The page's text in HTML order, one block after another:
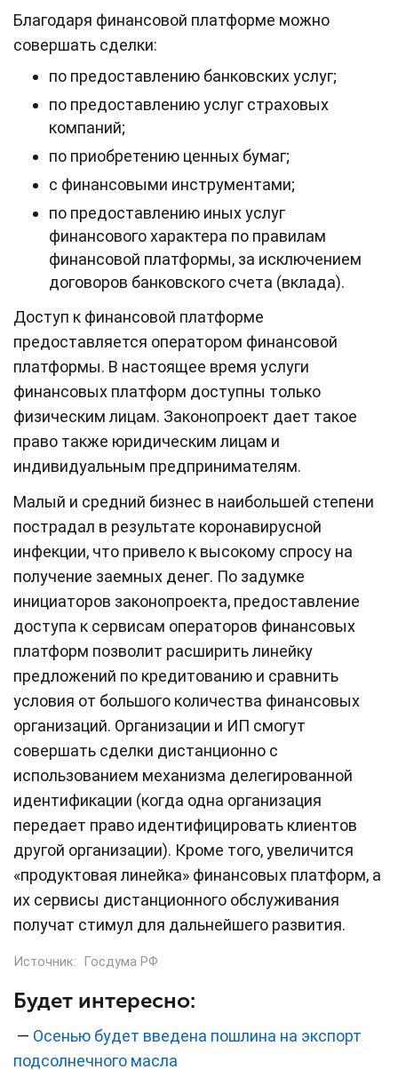
Благодаря финансовой платформе можно
совершать сделки:
по предоставлению банковских услуг;
по предоставлению услуг страховых
компаний;
по приобретению ценных бумаг;
с финансовыми инструментами;
по предоставлению иных услуг
финансового характера по правилам
финансовой платформы, за исключением
договоров банковского счета (вклада).
Доступ к финансовой платформе
предоставляется оператором финансовой
платформы. В настоящее время услуги
финансовых платформ доступны только
физическим лицам. Законопроект дает такое
право также юридическим лицам и
индивидуальным предпринимателям.
Малый и средний бизнес в наибольшей степени
пострадал в результате коронавирусной
инфекции, что привело к высокому спросу на
получение заемных денег. По задумке
инициаторов законопроекта, предоставление
доступа к сервисам операторов финансовых
платформ позволит расширить линейку
предложений по кредитованию и сравнить
условия от большого количества финансовых
организаций. Организации и ИП смогут
совершать сделки дистанционно с
использованием механизма делегированной
идентификации (когда одна организация
передает право идентифицировать клиентов
другой организации). Кроме того, увеличится
«продуктовая линейка» финансовых платформ, а
их сервисы дистанционного обслуживания
получат стимул для дальнейшего развития.
Источник: Госдума РФ
Будет интересно:
— Осенью будет введена пошлина на экспорт
подсолнечного масла